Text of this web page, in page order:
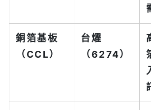
銅箔基板
（CCL）
台燿
（6274）